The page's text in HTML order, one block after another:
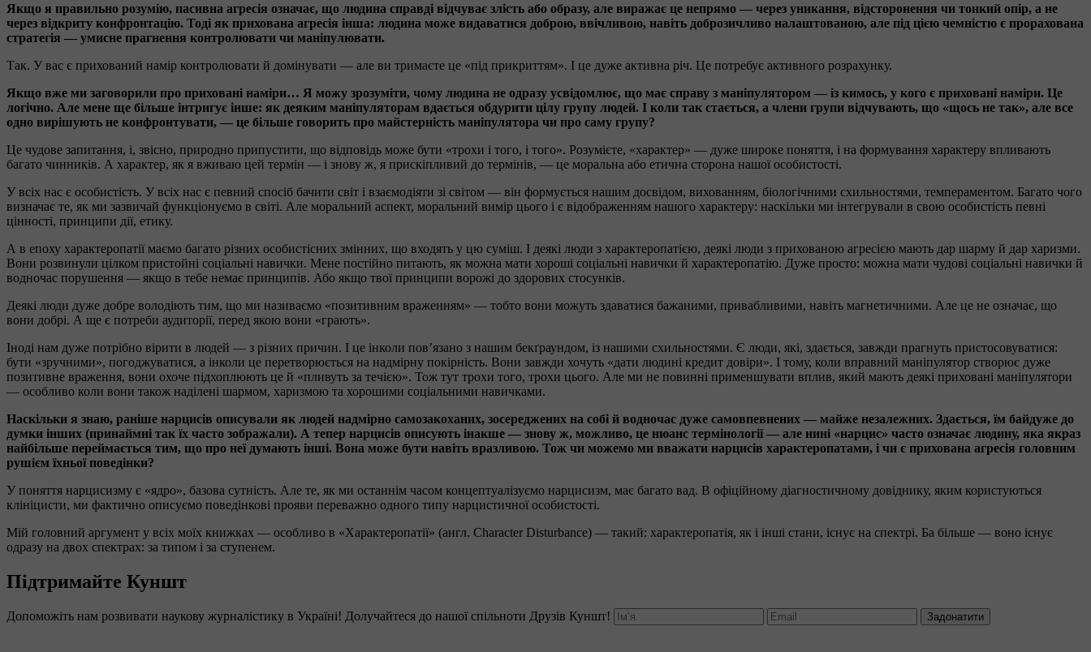
Якщо я правильно розумію, пасивна агресія означає, що людина справді відчуває злість або образу, але виражає це непрямо — через уникання, відсторонення чи тонкий опір, а не
через відкриту конфронтацію. Тоді як прихована агресія інша: людина може видаватися доброю, ввічливою, навіть доброзичливо налаштованою, але під цією чемністю є прорахована
стратегія — умисне прагнення контролювати чи маніпулювати.
Так. У вас є прихований намір контролювати й домінувати — але ви тримаєте це «під прикриттям». І це дуже активна річ. Це потребує активного розрахунку.
Якщо вже ми заговорили про приховані наміри… Я можу зрозуміти, чому людина не одразу усвідомлює, що має справу з маніпулятором — із кимось, у кого є приховані наміри. Це
логічно. Але мене ще більше інтригує інше: як деяким маніпуляторам вдається обдурити цілу групу людей. І коли так стається, а члени групи відчувають, що «щось не так», але все
одно вирішують не конфронтувати, — це більше говорить про майстерність маніпулятора чи про саму групу?
Це чудове запитання, і, звісно, природно припустити, що відповідь може бути «трохи і того, і того». Розумієте, «характер» — дуже широке поняття, і на формування характеру впливають
багато чинників. А характер, як я вживаю цей термін — і знову ж, я прискіпливий до термінів, — це моральна або етична сторона нашої особистості.
У всіх нас є особистість. У всіх нас є певний спосіб бачити світ і взаємодіяти зі світом — він формується нашим досвідом, вихованням, біологічними схильностями, темпераментом. Багато чого
визначає те, як ми зазвичай функціонуємо в світі. Але моральний аспект, моральний вимір цього і є відображенням нашого характеру: наскільки ми інтегрували в свою особистість певні
цінності, принципи дії, етику.
А в епоху характеропатії маємо багато різних особистісних змінних, що входять у цю суміш. І деякі люди з характеропатією, деякі люди з прихованою агресією мають дар шарму й дар харизми.
Вони розвинули цілком пристойні соціальні навички. Мене постійно питають, як можна мати хороші соціальні навички й характеропатію. Дуже просто: можна мати чудові соціальні навички й
водночас порушення — якщо в тебе немає принципів. Або якщо твої принципи ворожі до здорових стосунків.
Деякі люди дуже добре володіють тим, що ми називаємо «позитивним враженням» — тобто вони можуть здаватися бажаними, привабливими, навіть магнетичними. Але це не означає, що
вони добрі. А ще є потреби аудиторії, перед якою вони «грають».
Іноді нам дуже потрібно вірити в людей — з різних причин. І це інколи пов’язано з нашим бекґраундом, із нашими схильностями. Є люди, які, здається, завжди прагнуть пристосовуватися:
бути «зручними», погоджуватися, а інколи це перетворюється на надмірну покірність. Вони завжди хочуть «дати людині кредит довіри». І тому, коли вправний маніпулятор створює дуже
позитивне враження, вони охоче підхоплюють це й «пливуть за течією». Тож тут трохи того, трохи цього. Але ми не повинні применшувати вплив, який мають деякі приховані маніпулятори
— особливо коли вони також наділені шармом, харизмою та хорошими соціальними навичками.
Наскільки я знаю, раніше нарцисів описували як людей надмірно самозакоханих, зосереджених на собі й водночас дуже самовпевнених — майже незалежних. Здається, їм байдуже до
думки інших (принаймні так їх часто зображали). А тепер нарцисів описують інакше — знову ж, можливо, це нюанс термінології — але нині «нарцис» часто означає людину, яка якраз
найбільше переймається тим, що про неї думають інші. Вона може бути навіть вразливою. Тож чи можемо ми вважати нарцисів характеропатами, і чи є прихована агресія головним
рушієм їхньої поведінки?
У поняття нарцисизму є «ядро», базова сутність. Але те, як ми останнім часом концептуалізуємо нарцисизм, має багато вад. В офіційному діагностичному довіднику, яким користуються
клініцисти, ми фактично описуємо поведінкові прояви переважно одного типу нарцистичної особистості.
Мій головний аргумент у всіх моїх книжках — особливо в «Характеропатії» (англ. Character Disturbance) — такий: характеропатія, як і інші стани, існує на спектрі. Ба більше — воно існує
одразу на двох спектрах: за типом і за ступенем.
Підтримайте Куншт
Допоможіть нам розвивати наукову журналістику в Україні! Долучайтеся до нашої спільноти Друзів Куншт! Задонатити